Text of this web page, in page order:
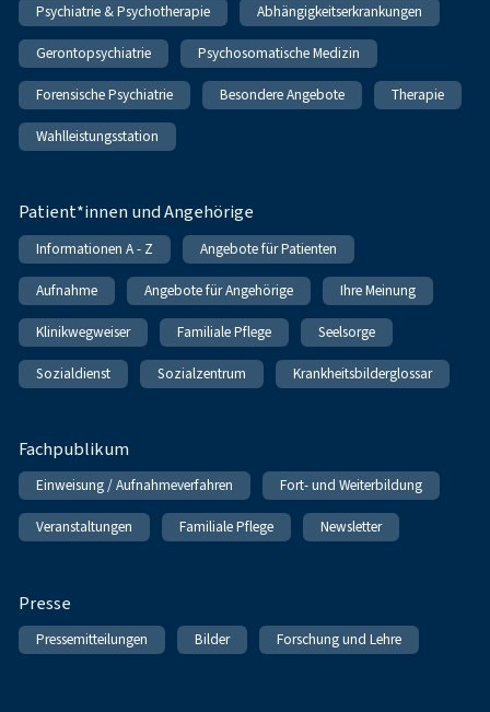
Psychiatrie & Psychotherapie Abhängigkeitserkrankungen
Gerontopsychiatrie Psychosomatische Medizin
Forensische Psychiatrie Besondere Angebote Therapie
Wahlleistungsstation
Patient*innen und Angehörige
Informationen A - Z Angebote für Patienten
Aufnahme Angebote für Angehörige Ihre Meinung
Klinikwegweiser Familiale Pflege Seelsorge
Sozialdienst Sozialzentrum Krankheitsbilderglossar
Fachpublikum
Einweisung / Aufnahmeverfahren Fort- und Weiterbildung
Veranstaltungen Familiale Pflege Newsletter
Presse
Pressemitteilungen Bilder Forschung und Lehre